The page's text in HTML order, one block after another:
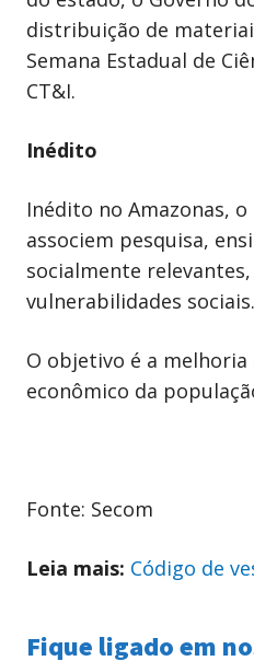
distribuição de
Semana Estadual de
CT&I.
Inédito
Inédito no Amazonas,
associem pesquisa,
socialmente
vulnerabilidades sociais.
O objetivo é a
econômico da
Fonte: Secom
Leia mais: Código de
Fique ligado em